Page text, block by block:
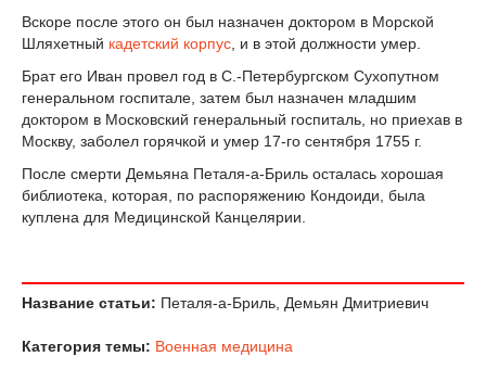
Вскоре после этого он был назначен доктором в Морской
Шляхетный кадетский корпус , и в этой должности умер.
Брат его Иван провел год в С.-Петербургском Сухопутном
генеральном госпитале, затем был назначен младшим
доктором в Московский генеральный госпиталь, но приехав в
Москву, заболел горячкой и умер 17-го сентября 1755 г.
После смерти Демьяна Петаля-а-Бриль осталась хорошая
библиотека, которая, по распоряжению Кондоиди, была
куплена для Медицинской Канцелярии.
Название статьи: Петаля-а-Бриль, Демьян Дмитриевич
Категория темы: Военная медицина